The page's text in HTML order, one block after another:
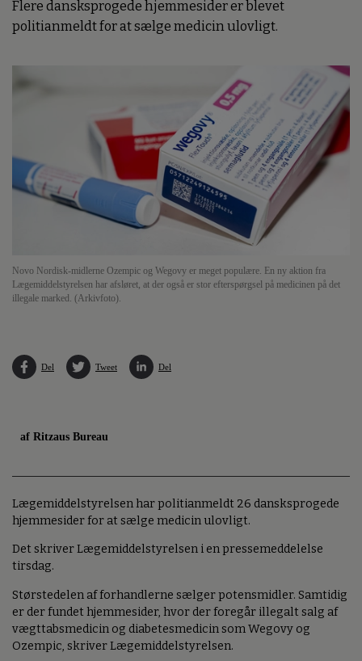
Flere dansksprogede hjemmesider er blevet
politianmeldt for at sælge medicin ulovligt.
Novo Nordisk-midlerne Ozempic og Wegovy er meget populære. En ny aktion fra
Lægemiddelstyrelsen har afsløret, at der også er stor efterspørgsel på medicinen på det
illegale marked. (Arkivfoto).
Del Tweet Del
af Ritzaus Bureau
Lægemiddelstyrelsen har politianmeldt 26 dansksprogede
hjemmesider for at sælge medicin ulovligt.
Det skriver Lægemiddelstyrelsen i en pressemeddelelse
tirsdag.
Størstedelen af forhandlerne sælger potensmidler. Samtidig
er der fundet hjemmesider, hvor der foregår illegalt salg af
vægttabsmedicin og diabetesmedicin som Wegovy og
Ozempic, skriver Lægemiddelstyrelsen.